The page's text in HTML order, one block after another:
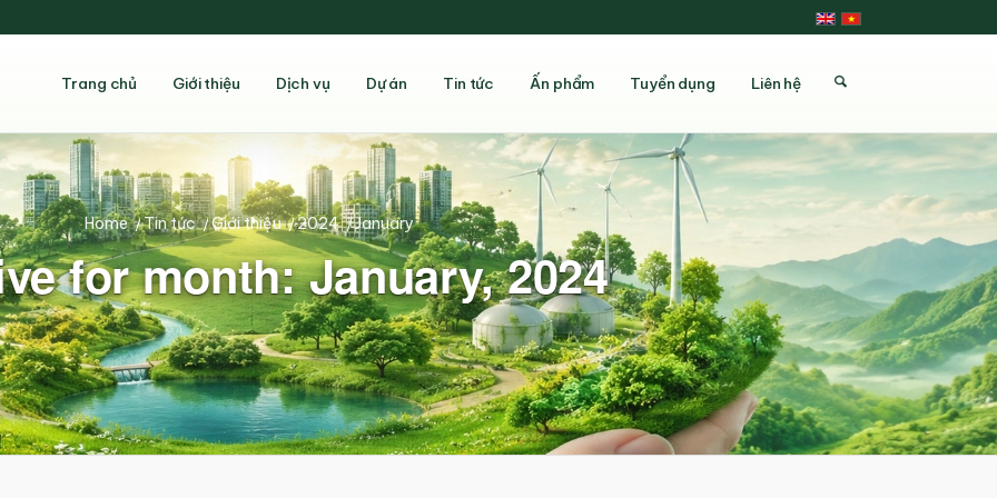
Trang chủ Giới thiệu Dịch vụ Dự án Tin tức Ấn phẩm Tuyển dụng Liên hệ
for month: January, 2024
Home /Tin tức /Giới thiệu /2024 /January